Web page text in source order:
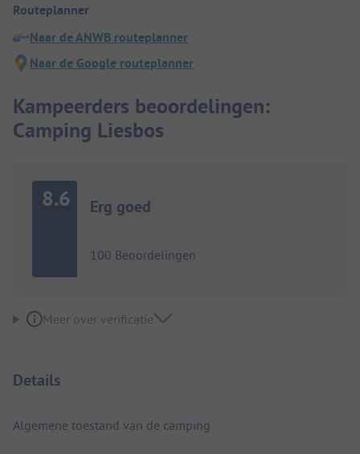
Routeplanner
Naar de ANWB routeplanner
Naar de Google routeplanner
Kampeerders beoordelingen:
Camping Liesbos
8.6 Erg goed
100 Beoordelingen
Meer over verificatie
Details
Algemene toestand van de camping